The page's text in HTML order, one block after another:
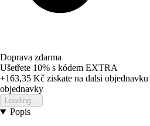
Doprava zdarma
Ušetřete 10% s kódem EXTRA
+163,35 Kč ziskate na dalsi objednavku
objednavky
Loading...
Popis